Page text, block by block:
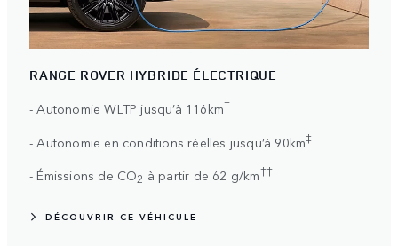
RANGE ROVER HYBRIDE ÉLECTRIQUE
- Autonomie WLTP jusqu’à 116km†
- Autonomie en conditions réelles jusqu’à 90km‡
- Émissions de CO2 à partir de 62 g/km††
DÉCOUVRIR CE VÉHICULE